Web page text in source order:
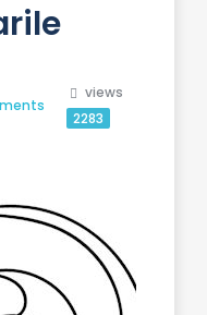
views
2283